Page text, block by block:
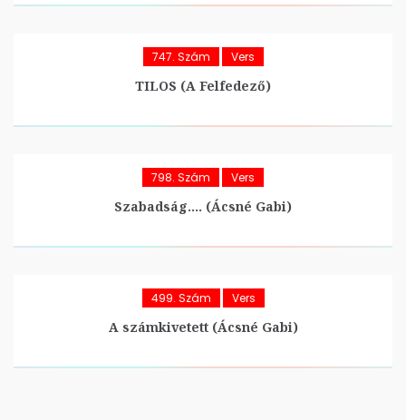
747. Szám Vers
TILOS (A Felfedező)
798. Szám Vers
Szabadság…. (Ácsné Gabi)
499. Szám Vers
A számkivetett (Ácsné Gabi)